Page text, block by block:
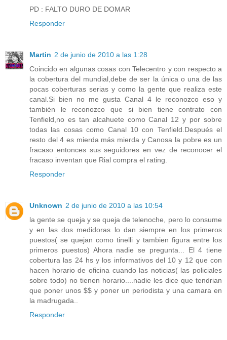
PD : FALTO DURO DE DOMAR
Responder
Martin 2 de junio de 2010 a las 1:28
Coincido en algunas cosas con Telecentro y con respecto a
la cobertura del mundial,debe de ser la única o una de las
pocas coberturas serias y como la gente que realiza este
canal.Si bien no me gusta Canal 4 le reconozco eso y
también le reconozco que si bien tiene contrato con
Tenfield,no es tan alcahuete como Canal 12 y por sobre
todas las cosas como Canal 10 con Tenfield.Después el
resto del 4 es mierda más mierda y Canosa la pobre es un
fracaso entonces sus seguidores en vez de reconocer el
fracaso inventan que Rial compra el rating.
Responder
Unknown 2 de junio de 2010 a las 10:54
la gente se queja y se queja de telenoche, pero lo consume
y en las dos medidoras lo dan siempre en los primeros
puestos( se quejan como tinelli y tambien figura entre los
primeros puestos) Ahora nadie se pregunta... El 4 tiene
cobertura las 24 hs y los informativos del 10 y 12 que con
hacen horario de oficina cuando las noticias( las policiales
sobre todo) no tienen horario....nadie les dice que tendrian
que poner unos $$ y poner un periodista y una camara en
la madrugada..
Responder